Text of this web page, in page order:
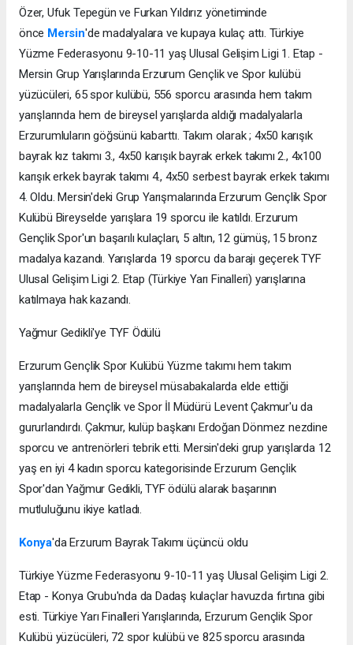
Özer, Ufuk Tepegün ve Furkan Yıldırız yönetiminde
önce Mersin'de madalyalara ve kupaya kulaç attı. Türkiye
Yüzme Federasyonu 9-10-11 yaş Ulusal Gelişim Ligi 1. Etap -
Mersin Grup Yarışlarında Erzurum Gençlik ve Spor kulübü
yüzücüleri, 65 spor kulübü, 556 sporcu arasında hem takım
yarışlarında hem de bireysel yarışlarda aldığı madalyalarla
Erzurumluların göğsünü kabarttı. Takım olarak ; 4x50 karışık
bayrak kız takımı 3., 4x50 karışık bayrak erkek takımı 2., 4x100
karışık erkek bayrak takımı 4., 4x50 serbest bayrak erkek takımı
4. Oldu. Mersin'deki Grup Yarışmalarında Erzurum Gençlik Spor
Kulübü Bireyselde yarışlara 19 sporcu ile katıldı. Erzurum
Gençlik Spor'un başarılı kulaçları, 5 altın, 12 gümüş, 15 bronz
madalya kazandı. Yarışlarda 19 sporcu da barajı geçerek TYF
Ulusal Gelişim Ligi 2. Etap (Türkiye Yarı Finalleri) yarışlarına
katılmaya hak kazandı.
Yağmur Gedikli'ye TYF Ödülü
Erzurum Gençlik Spor Kulübü Yüzme takımı hem takım
yarışlarında hem de bireysel müsabakalarda elde ettiği
madalyalarla Gençlik ve Spor İl Müdürü Levent Çakmur'u da
gururlandırdı. Çakmur, kulüp başkanı Erdoğan Dönmez nezdine
sporcu ve antrenörleri tebrik etti. Mersin'deki grup yarışlarda 12
yaş en iyi 4 kadın sporcu kategorisinde Erzurum Gençlik
Spor'dan Yağmur Gedikli, TYF ödülü alarak başarının
mutluluğunu ikiye katladı.
Konya'da Erzurum Bayrak Takımı üçüncü oldu
Türkiye Yüzme Federasyonu 9-10-11 yaş Ulusal Gelişim Ligi 2.
Etap - Konya Grubu'nda da Dadaş kulaçlar havuzda fırtına gibi
esti. Türkiye Yarı Finalleri Yarışlarında, Erzurum Gençlik Spor
Kulübü yüzücüleri, 72 spor kulübü ve 825 sporcu arasında